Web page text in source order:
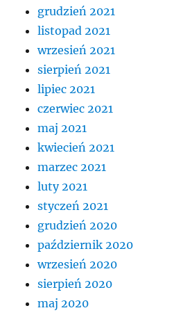
grudzień 2021
listopad 2021
wrzesień 2021
sierpień 2021
lipiec 2021
czerwiec 2021
maj 2021
kwiecień 2021
marzec 2021
luty 2021
styczeń 2021
grudzień 2020
październik 2020
wrzesień 2020
sierpień 2020
maj 2020